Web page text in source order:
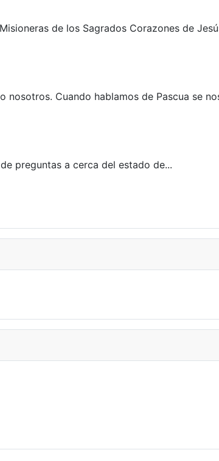
de los Sagrados Corazones de
Cuando hablamos de Pascua se
preguntas a cerca del estado de...